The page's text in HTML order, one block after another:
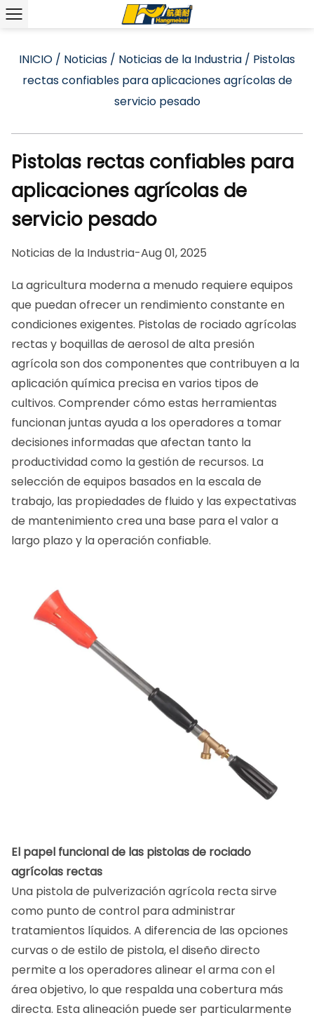
INICIO / Noticias / Noticias de la Industria / Pistolas
rectas confiables para aplicaciones agrícolas de
servicio pesado
Pistolas rectas confiables para
aplicaciones agrícolas de
servicio pesado
Noticias de la Industria-Aug 01, 2025
La agricultura moderna a menudo requiere equipos
que puedan ofrecer un rendimiento constante en
condiciones exigentes. Pistolas de rociado agrícolas
rectas y boquillas de aerosol de alta presión
agrícolason dos componentes que contribuyen a la
aplicación química precisa en varios tipos de
cultivos. Comprender cómo estas herramientas
funcionan juntas ayuda a los operadores a tomar
decisiones informadas que afectan tanto la
productividad como la gestión de recursos. La
selección de equipos basados ​​en la escala de
trabajo, las propiedades de fluido y las expectativas
de mantenimiento crea una base para el valor a
largo plazo y la operación confiable.
El papel funcional de las pistolas de rociado
agrícolas rectas
Una pistola de pulverización agrícola recta sirve
como punto de control para administrar
tratamientos líquidos. A diferencia de las opciones
curvas o de estilo de pistola, el diseño directo
permite a los operadores alinear el arma con el
área objetivo, lo que respalda una cobertura más
directa. Esta alineación puede ser particularmente